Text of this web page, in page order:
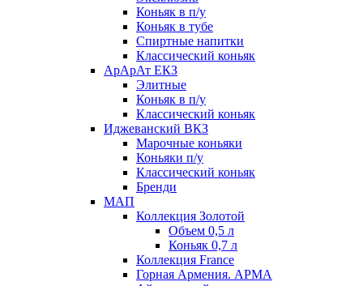
Коньяк в п/у
Коньяк в тубе
Спиртные напитки
Классический коньяк
АрАрАт ЕКЗ
Элитные
Коньяк в п/у
Классический коньяк
Иджеванский ВКЗ
Марочные коньяки
Коньяки п/у
Классический коньяк
Бренди
МАП
Коллекция Золотой
Объем 0,5 л
Коньяк 0,7 л
Коллекция France
Горная Армения. АРМА